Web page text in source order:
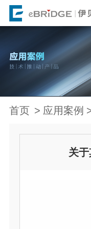
首页 应用案例
关